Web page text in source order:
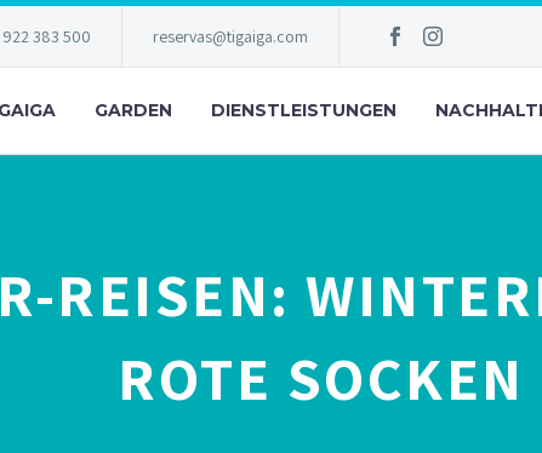
383 500 reservas@tigaiga.com
GARDEN DIENSTLEISTUNGEN
REISEN:
ROTE SOCKEN